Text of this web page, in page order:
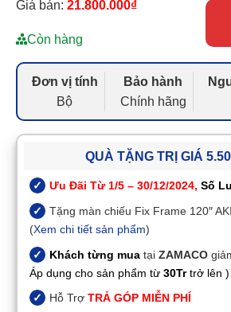
Giá bán: 21.800.000₫
Còn hàng
Đơn vị tính
Bộ
Bảo hành
Chính hãng
QUÀ TẶNG TRỊ GIÁ
Ưu Đãi Từ 1/5 – 30/12/2024, Số
Tặng màn chiếu Fix Frame 120″
(Xem chi tiết sản phẩm)
Khách từng muatại ZAMACO
Áp dụng cho sản phẩm từ 30Trtrở lên )
Hỗ Trợ TRẢ GÓP MIỄN PHÍ